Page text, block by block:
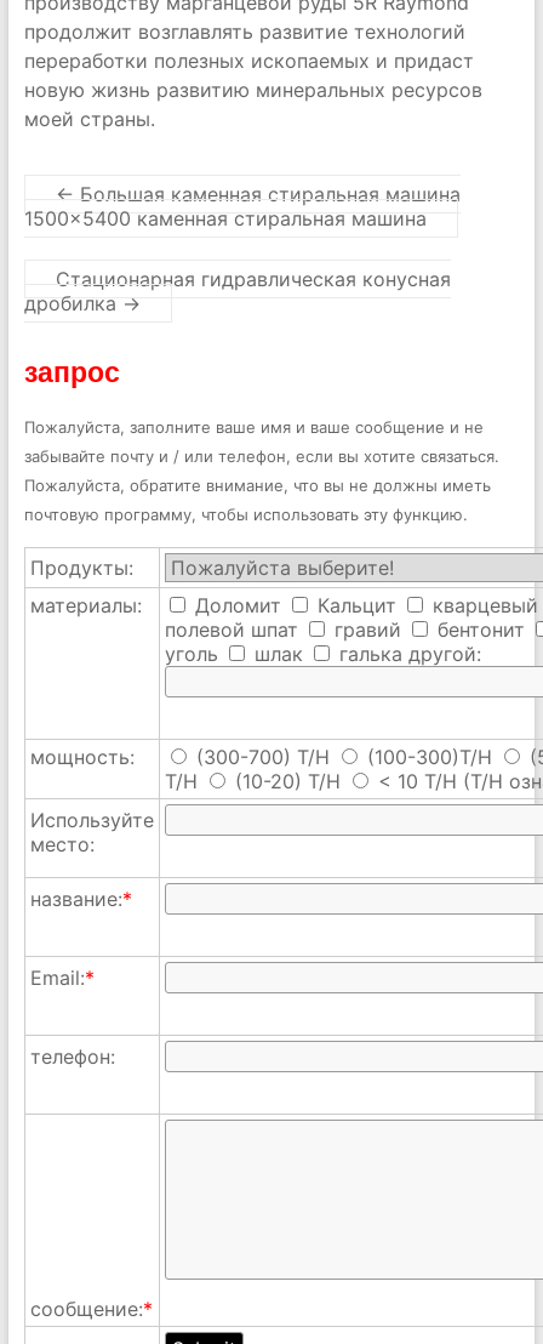
продолжит возглавлять развитие технологий
переработки полезных ископаемых и придаст
новую жизнь развитию минеральных ресурсов
моей страны.
← Большая каменная стиральная машина
1500×5400 каменная стиральная машина
Стационарная гидравлическая конусная
дробилка →
запрос
Пожалуйста, заполните ваше имя и ваше сообщение и не
забывайте почту и / или телефон, если вы хотите связаться.
Пожалуйста, обратите внимание, что вы не должны иметь
почтовую программу, чтобы использовать эту функцию.
Продукты:
материалы:
Доломит Кальцит
кварцевый
полевой шпат
гравий
бентонит
уголь
шлак галька другой:
мощность: (300-700) T/H (100-300)T/H
T/H
(10-20) T/H < 10 T/H (T/H
Используйте
место:
название:*
Email:*
телефон:
сообщение:*